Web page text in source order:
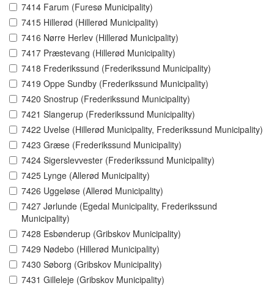
7414 Farum (Furesø Municipality)
7415 Hillerød (Hillerød Municipality)
7416 Nørre Herlev (Hillerød Municipality)
7417 Præstevang (Hillerød Municipality)
7418 Frederikssund (Frederikssund Municipality)
7419 Oppe Sundby (Frederikssund Municipality)
7420 Snostrup (Frederikssund Municipality)
7421 Slangerup (Frederikssund Municipality)
7422 Uvelse (Hillerød Municipality, Frederikssund Municipality)
7423 Græse (Frederikssund Municipality)
7424 Sigerslevvester (Frederikssund Municipality)
7425 Lynge (Allerød Municipality)
7426 Uggeløse (Allerød Municipality)
7427 Jørlunde (Egedal Municipality, Frederikssund
Municipality)
7428 Esbønderup (Gribskov Municipality)
7429 Nødebo (Hillerød Municipality)
7430 Søborg (Gribskov Municipality)
7431 Gilleleje (Gribskov Municipality)